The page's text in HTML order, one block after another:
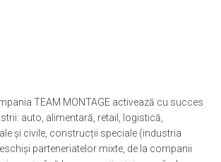
TEAM MONTAGE activează cu succes
auto, alimentară, retail, logistică,
și civile, construcții speciale (industria
parteneriatelor mixte, de la companii